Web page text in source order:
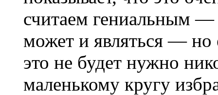
считаем гениальным —
может и являться — но
это не будет нужно
маленькому кругу